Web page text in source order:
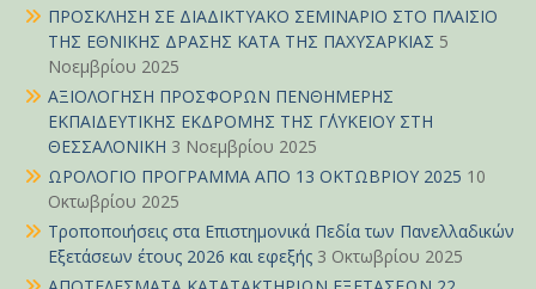
ΠΡΟΣΚΛΗΣΗ ΣΕ ΔΙΑΔΙΚΤΥΑΚΟ ΣΕΜΙΝΑΡΙΟ ΣΤΟ ΠΛΑΙΣΙΟ
ΤΗΣ ΕΘΝΙΚΗΣ ΔΡΑΣΗΣ ΚΑΤΑ ΤΗΣ ΠΑΧΥΣΑΡΚΙΑΣ 5
Νοεμβρίου 2025
ΑΞΙΟΛΟΓΗΣΗ ΠΡΟΣΦΟΡΩΝ ΠΕΝΘΗΜΕΡΗΣ
ΕΚΠΑΙΔΕΥΤΙΚΗΣ ΕΚΔΡΟΜΗΣ ΤΗΣ Γ΄ΛΥΚΕΙΟΥ ΣΤΗ
ΘΕΣΣΑΛΟΝΙΚΗ 3 Νοεμβρίου 2025
ΩΡΟΛΟΓΙΟ ΠΡΟΓΡΑΜΜΑ ΑΠΟ 13 ΟΚΤΩΒΡΙΟΥ 2025 10
Οκτωβρίου 2025
Τροποποιήσεις στα Επιστημονικά Πεδία των Πανελλαδικών
Εξετάσεων έτους 2026 και εφεξής 3 Οκτωβρίου 2025